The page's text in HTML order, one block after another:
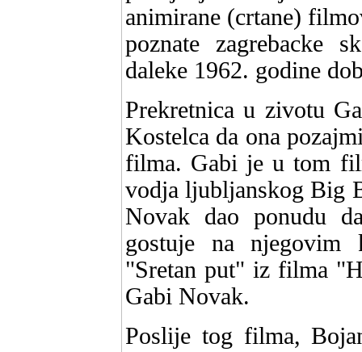
animirane (crtane)
poznate zagrebacke
daleke 1962. godine
Prekretnica u zivotu
Kostelca da ona
filma. Gabi je u tom
vodja ljubljanskog Big
Novak dao ponudu
gostuje na njegovim
"Sretan put" iz filma
Gabi Novak.
Poslije tog filma,